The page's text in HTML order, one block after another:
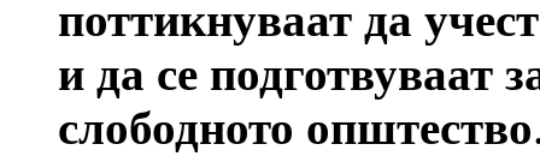
поттикнуваат да
и да се подготвуваат
слободното општество